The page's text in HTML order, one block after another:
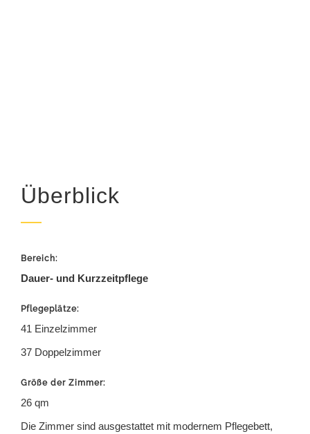
Überblick
Bereich:
Dauer- und Kurzzeitpflege
Pflegeplätze:
41 Einzelzimmer
37 Doppelzimmer
Größe der Zimmer:
26 qm
Die Zimmer sind ausgestattet mit modernem Pflegebett,